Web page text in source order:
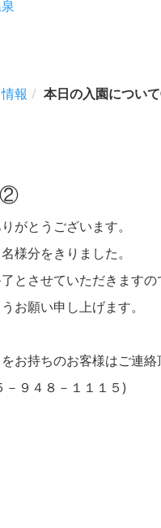
報 本日の入園につい
②
がとうございます。
様分をきりました。
とさせていただきますの
お願い申し上げます。
お持ちのお客様はご連絡
９４８－１１１５)